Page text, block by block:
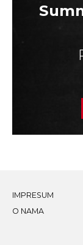
IMPRESUM
O NAMA